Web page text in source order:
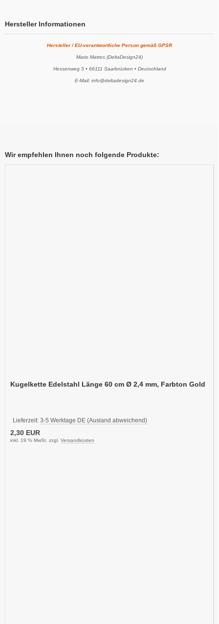
Hersteller Informationen
Hersteller / EU-verantwortliche Person gemäß GPSR
Mario Mattes (DeltaDesign24)
Hessenweg 5 • 66111 Saarbrücken • Deutschland
E-Mail: info@deltadesign24.de
Wir empfehlen Ihnen noch folgende Produkte:
Kugelkette Edelstahl Länge 60 cm Ø 2,4 mm, Farbton Gold
Lieferzeit: 3-5 Werktage DE (Ausland abweichend)
2,30 EUR
inkl. 19 % MwSt. zzgl. Versandkosten